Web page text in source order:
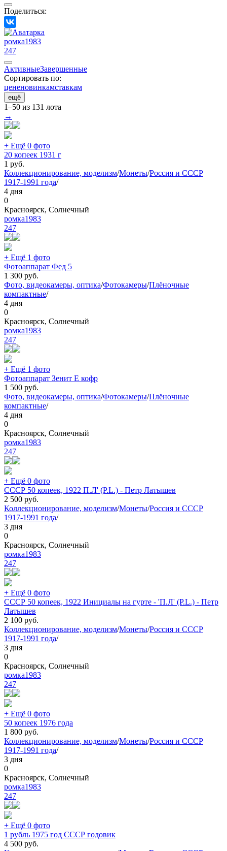
Поделиться:
ромка1983
247
АктивныеЗавершенные
Сортировать по:
цененовинкамставкам
ещё
1–50 из 131 лота
→
+ Ещё 0 фото
20 копеек 1931 г
1 руб.
Коллекционирование, моделизм/Монеты/Россия и СССР
1917-1991 года/
4 дня
0
Красноярск, Солнечный
ромка1983
247
+ Ещё 1 фото
Фотоаппарат Фед 5
1 300 руб.
Фото, видеокамеры, оптика/Фотокамеры/Плёночные
компактные/
4 дня
0
Красноярск, Солнечный
ромка1983
247
+ Ещё 1 фото
Фотоаппарат Зенит Е кофр
1 500 руб.
Фото, видеокамеры, оптика/Фотокамеры/Плёночные
компактные/
4 дня
0
Красноярск, Солнечный
ромка1983
247
+ Ещё 0 фото
СССР 50 копеек, 1922 П.Л' (P.L.) - Петр Латышев
2 500 руб.
Коллекционирование, моделизм/Монеты/Россия и СССР
1917-1991 года/
3 дня
0
Красноярск, Солнечный
ромка1983
247
+ Ещё 0 фото
СССР 50 копеек, 1922 Инициалы на гурте - 'П.Л' (P.L.) - Петр
Латышев
2 100 руб.
Коллекционирование, моделизм/Монеты/Россия и СССР
1917-1991 года/
3 дня
0
Красноярск, Солнечный
ромка1983
247
+ Ещё 0 фото
50 копеек 1976 года
1 800 руб.
Коллекционирование, моделизм/Монеты/Россия и СССР
1917-1991 года/
3 дня
0
Красноярск, Солнечный
ромка1983
247
+ Ещё 0 фото
1 рубль 1975 год СССР годовик
4 500 руб.